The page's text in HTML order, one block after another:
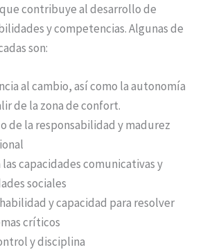
contribuye al desarrollo de
y competencias. Algunas de
son:
al cambio, así como la autonomía
de la zona de confort.
de la responsabilidad y madurez
las capacidades comunicativas y
sociales
y capacidad para resolver
críticos
y disciplina